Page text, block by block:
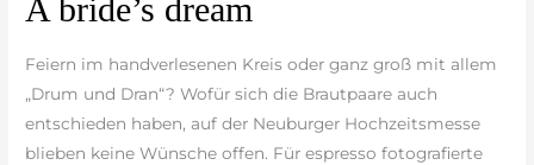
A bride’s dream
Feiern im handverlesenen Kreis oder ganz groß mit allem
„Drum und Dran“? Wofür sich die Brautpaare auch
entschieden haben, auf der Neuburger Hochzeitsmesse
blieben keine Wünsche offen. Für espresso fotografierte
dream